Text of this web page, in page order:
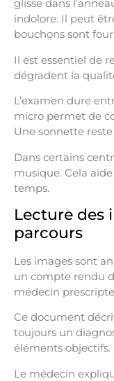
glisse dans
indolore. Il peut
bouchons sont
Il est essentiel de
dégradent la
L’examen dure
micro permet de
Une sonnette
Dans certains
musique. Cela
temps.
Lecture des
parcours
Les images sont
un compte rendu
médecin
Ce document
toujours un
éléments objectifs.
Le médecin